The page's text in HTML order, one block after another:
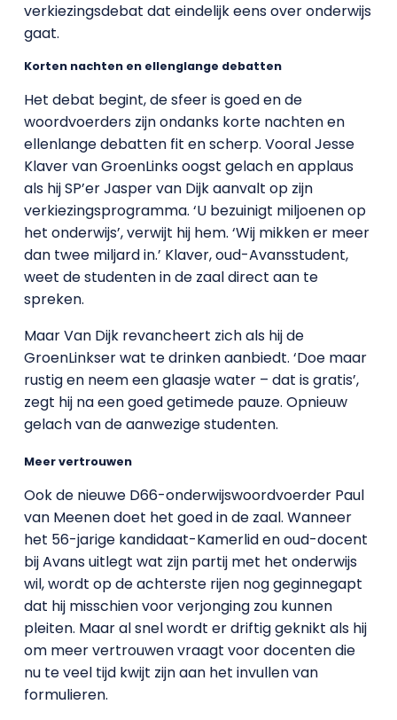
verkiezingsdebat dat eindelijk eens over onderwijs
gaat.
Korten nachten en ellenglange debatten
Het debat begint, de sfeer is goed en de
woordvoerders zijn ondanks korte nachten en
ellenlange debatten fit en scherp. Vooral Jesse
Klaver van GroenLinks oogst gelach en applaus
als hij SP’er Jasper van Dijk aanvalt op zijn
verkiezingsprogramma. ‘U bezuinigt miljoenen op
het onderwijs’, verwijt hij hem. ‘Wij mikken er meer
dan twee miljard in.’ Klaver, oud-Avansstudent,
weet de studenten in de zaal direct aan te
spreken.
Maar Van Dijk revancheert zich als hij de
GroenLinkser wat te drinken aanbiedt. ‘Doe maar
rustig en neem een glaasje water – dat is gratis’,
zegt hij na een goed getimede pauze. Opnieuw
gelach van de aanwezige studenten.
Meer vertrouwen
Ook de nieuwe D66-onderwijswoordvoerder Paul
van Meenen doet het goed in de zaal. Wanneer
het 56-jarige kandidaat-Kamerlid en oud-docent
bij Avans uitlegt wat zijn partij met het onderwijs
wil, wordt op de achterste rijen nog geginnegapt
dat hij misschien voor verjonging zou kunnen
pleiten. Maar al snel wordt er driftig geknikt als hij
om meer vertrouwen vraagt voor docenten die
nu te veel tijd kwijt zijn aan het invullen van
formulieren.